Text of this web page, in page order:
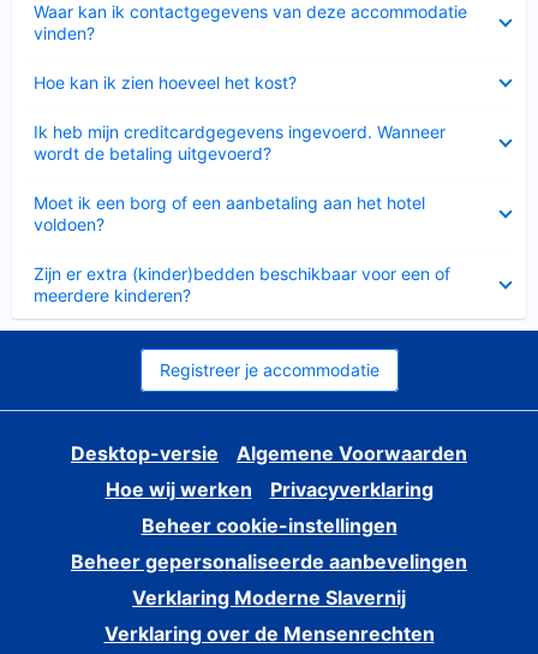
Waar kan ik contactgegevens van deze accommodatie
vinden?
Hoe kan ik zien hoeveel het kost?
Ik heb mijn creditcardgegevens ingevoerd. Wanneer
wordt de betaling uitgevoerd?
Moet ik een borg of een aanbetaling aan het hotel
voldoen?
Zijn er extra (kinder)bedden beschikbaar voor een of
meerdere kinderen?
Registreer je accommodatie
Desktop-versie
Algemene Voorwaarden
Hoe wij werken
Privacyverklaring
Beheer cookie-instellingen
Beheer gepersonaliseerde aanbevelingen
Verklaring Moderne Slavernij
Verklaring over de Mensenrechten